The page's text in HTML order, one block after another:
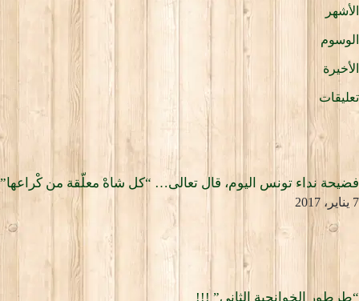
الأشهر
الوسوم
الأخيرة
تعليقات
فضيحة نداء تونس اليوم، قال تعالى… “كل شاهْ معلّقة من كْراعها”
7 يناير، 2017
“طرطور الخوانجية الثاني” !!!